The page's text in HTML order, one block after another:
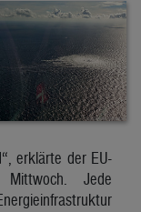
erklärte der EU-
Jede